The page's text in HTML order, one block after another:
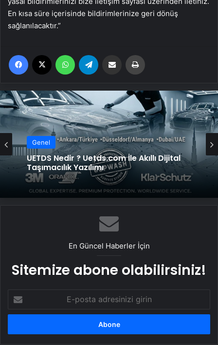
En kısa süre içerisinde bildirimlerinize geri dönüş
sağlanılacaktır.”
Facebook WhatsApp Email'den paylaş
Genel
UETDS Nedir ? Uetds.com İle Akıllı Dijital
Taşımacılık Yazılımı
En Güncel Haberler İçin
Sitemize abone olabilirsiniz!
posta
adresinizi